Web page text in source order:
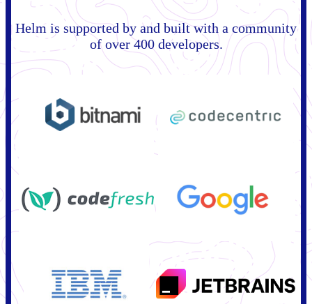
Helm is supported by and built with a community
of over 400 developers.